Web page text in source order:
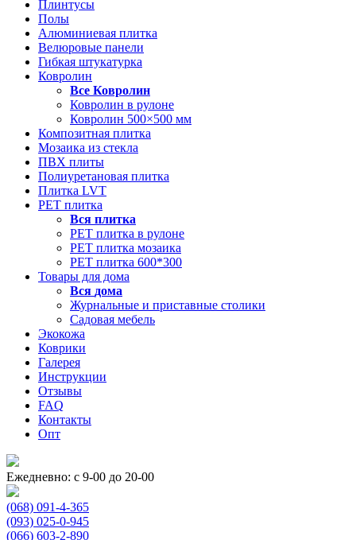
Плинтусы
Полы
Алюминиевая плитка
Велюровые панели
Гибкая штукатурка
Ковролин
Все Ковролин
Ковролин в рулоне
Ковролин 500×500 мм
Композитная плитка
Мозаика из стекла
ПВХ плиты
Полиуретановая плитка
Плитка LVT
РЕТ плитка
Вся плитка
РЕТ плитка в рулоне
РЕТ плитка мозаика
РЕТ плитка 600*300
Товары для дома
Вся дома
Журнальные и приставные столики
Садовая мебель
Экокожа
Коврики
Галерея
Инструкции
Отзывы
FAQ
Контакты
Опт
Ежедневно: с 9-00 до 20-00
(068) 091-4-365
(093) 025-0-945
(066) 603-2-890